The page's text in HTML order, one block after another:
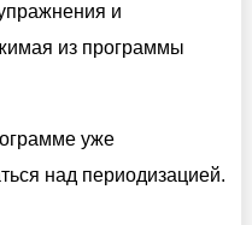
и
из программы
уже
над периодизацией.